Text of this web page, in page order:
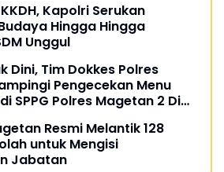
Kapolri Serukan
Hingga Hingga
Unggul
Dini, Tim Dokkes Polres
Pengecekan Menu
SPPG Polres Magetan 2 Di
Resmi Melantik 128
untuk Mengisi
Jabatan